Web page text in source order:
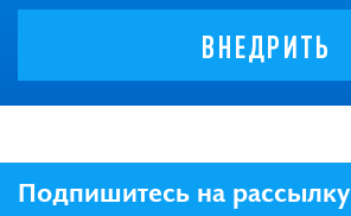
ВНЕДРИТЬ
Подпишитесь на рассылку